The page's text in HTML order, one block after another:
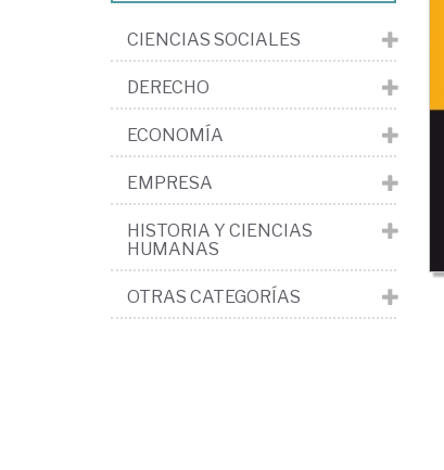
CIENCIAS SOCIALES
DERECHO
ECONOMÍA
EMPRESA
HISTORIA Y CIENCIAS
HUMANAS
OTRAS CATEGORÍAS